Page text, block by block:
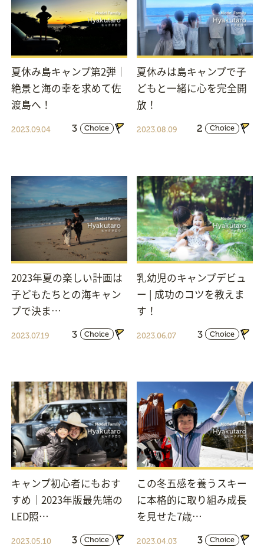
夏休み島キャンプ第2弾｜
絶景と海の幸を求めて佐
渡島へ！
2023.09.04 3 Choice
夏休みは島キャンプで子
どもと一緒に心を完全開
放！
2023.08.09 2 Choice
2023年夏の楽しい計画は
子どもたちとの海キャン
プで決ま…
2023.07.19 3 Choice
乳幼児のキャンプデビュ
ー | 成功のコツを教えま
す！
2023.06.07 3 Choice
キャンプ初心者にもおす
すめ｜2023年版最先端の
LED照…
2023.05.10 3 Choice
この冬五感を養うスキー
に本格的に取り組み成長
を見せた7歳…
2023.04.03 3 Choice